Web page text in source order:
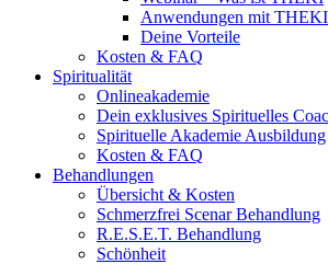
Anwendungen mit THEKI
Deine Vorteile
Kosten & FAQ
Spiritualität
Onlineakademie
Dein exklusives Spirituelles
Spirituelle Akademie Ausbildung
Kosten & FAQ
Behandlungen
Übersicht & Kosten
Schmerzfrei Scenar Behandlung
R.E.S.E.T. Behandlung
Schönheit